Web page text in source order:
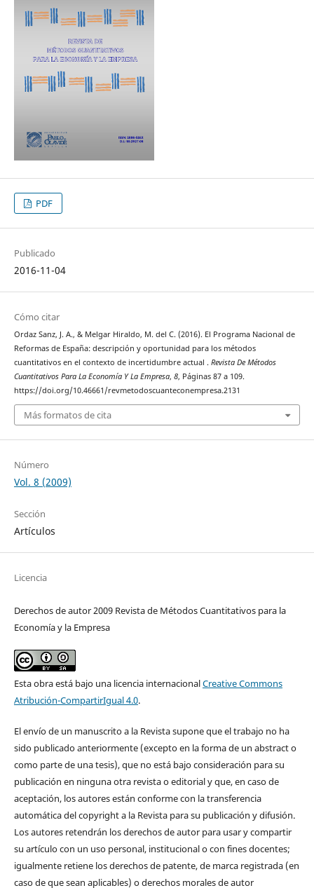
PDF
Publicado
2016-11-04
Cómo citar
Ordaz Sanz, J. A., & Melgar Hiraldo, M. del C. (2016). El Programa Nacional de
Reformas de España: descripción y oportunidad para los métodos
cuantitativos en el contexto de incertidumbre actual . Revista De Métodos
Cuantitativos Para La Economía Y La Empresa, 8, Páginas 87 a 109.
https://doi.org/10.46661/revmetodoscuanteconempresa.2131
Más formatos de cita
Número
Vol. 8 (2009)
Sección
Artículos
Licencia
Derechos de autor 2009 Revista de Métodos Cuantitativos para la
Economía y la Empresa
Esta obra está bajo una licencia internacionalCreative Commons
Atribución-CompartirIgual 4.0.
El envío de un manuscrito a la Revista supone que el trabajo no ha
sido publicado anteriormente (excepto en la forma de un abstract o
como parte de una tesis), que no está bajo consideración para su
publicación en ninguna otra revista o editorial y que, en caso de
aceptación, los autores están conforme con la transferencia
automática del copyright a la Revista para su publicación y difusión.
Los autores retendrán los derechos de autor para usar y compartir
su artículo con un uso personal, institucional o con fines docentes;
igualmente retiene los derechos de patente, de marca registrada (en
caso de que sean aplicables) o derechos morales de autor